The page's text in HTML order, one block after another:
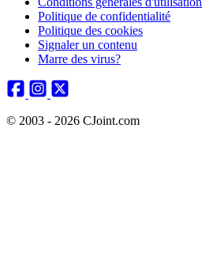
Politique de confidentialité
Politique des cookies
Signaler un contenu
Marre des virus?
© 2003 - 2026 CJoint.com